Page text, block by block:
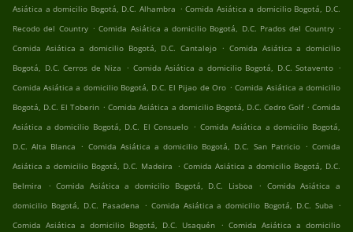
Asiática a domicilio Bogotá, D.C. Alhambra . Comida Asiática a domicilio Bogotá, D.C.
Recodo del Country . Comida Asiática a domicilio Bogotá, D.C. Prados del Country .
Comida Asiática a domicilio Bogotá, D.C. Cantalejo . Comida Asiática a domicilio
Bogotá, D.C. Cerros de Niza . Comida Asiática a domicilio Bogotá, D.C. Sotavento .
Comida Asiática a domicilio Bogotá, D.C. El Pijao de Oro . Comida Asiática a domicilio
Bogotá, D.C. El Toberin . Comida Asiática a domicilio Bogotá, D.C. Cedro Golf . Comida
Asiática a domicilio Bogotá, D.C. El Consuelo . Comida Asiática a domicilio Bogotá,
D.C. Alta Blanca
. Comida Asiática a domicilio Bogotá, D.C. San Patricio . Comida
Asiática a domicilio Bogotá, D.C. Madeira . Comida Asiática a domicilio Bogotá, D.C.
Belmira
. Comida Asiática a domicilio Bogotá, D.C. Lisboa . Comida Asiática a
domicilio Bogotá, D.C. Pasadena . Comida Asiática a domicilio Bogotá, D.C. Suba .
Comida Asiática a domicilio Bogotá, D.C. Usaquén . Comida Asiática a domicilio